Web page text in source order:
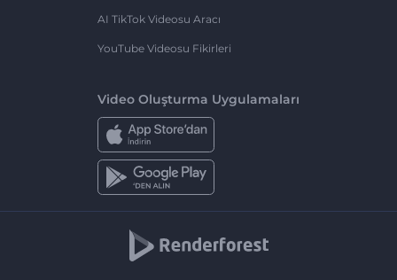
AI TikTok Videosu Aracı
YouTube Videosu Fikirleri
Video Oluşturma Uygulamaları